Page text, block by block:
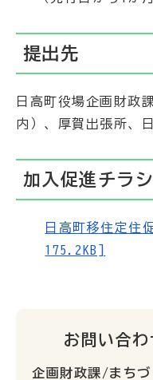
提出先
日高町役場企画財政
内）、厚賀出張所、
加入促進チラシ
日高町移住定住
175.2KB]
お問い合わ
企画財政課/まち